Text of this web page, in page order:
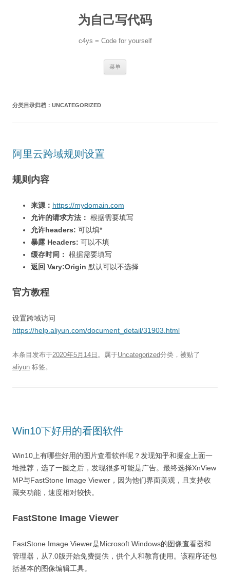
为自己写代码
c4ys = Code for yourself
菜单
分类目录归档： UNCATEGORIZED
阿里云跨域规则设置
规则内容
来源： https://mydomain.com
允许的请求方法： 根据需要填写
允许headers: 可以填*
暴露 Headers: 可以不填
缓存时间： 根据需要填写
返回 Vary:Origin 默认可以不选择
官方教程
设置跨域访问
https://help.aliyun.com/document_detail/31903.html
本条目发布于2020年5月14日 。属于Uncategorized分类，被贴了
aliyun 标签。
Win10下好用的看图软件
Win10上有哪些好用的图片查看软件呢？发现知乎和掘金上面一
堆推荐，选了一圈之后，发现很多可能是广告。最终选择XnView
MP与FastStone Image Viewer，因为他们界面美观，且支持收
藏夹功能，速度相对较快。
FastStone Image Viewer
FastStone Image Viewer是Microsoft Windows的图像查看器和
管理器，从7.0版开始免费提供，供个人和教育使用。该程序还包
括基本的图像编辑工具。